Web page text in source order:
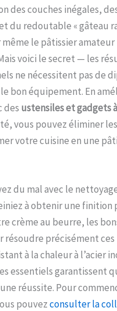
des couches inégales,
du redoutable « gâteau
le pâtissier
voici le secret — les
ne nécessitent pas de
bon équipement. En
des ustensiles et gadgets
vous pouvez éliminer
votre cuisine en une
du mal avec le
à obtenir une
crème au beurre, les
résoudre précisément ces
à la chaleur à l’acier
essentiels garantissent
réussite. Pour
pouvezconsulter la